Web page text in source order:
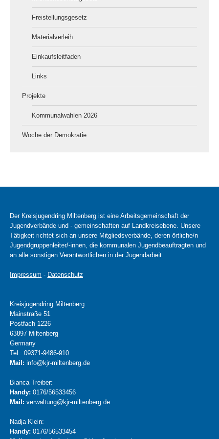
Freistellungsgesetz
Materialverleih
Einkaufsleitfaden
Links
Projekte
Kommunalwahlen 2026
Woche der Demokratie
Der Kreisjugendring Miltenberg ist eine Arbeitsgemeinschaft der
Jugendverbände und - gemeinschaften auf Landkreisebene. Unsere
Tätigkeit richtet sich an unsere Mitgliedsverbände, deren örtliche/n
Jugendgruppenleiter/-innen, die kommunalen Jugendbeauftragten und
an alle sonstigen Verantwortlichen in der Jugendarbeit.
Impressum - Datenschutz
Kreisjugendring Miltenberg
Mainstraße 51
Postfach 1226
63897 Miltenberg
Germany
Tel.: 09371-9486-910
Mail: info@kjr-miltenberg.de
Bianca Treiber:
Handy: 0176/56533456
Mail: verwaltung@kjr-miltenberg.de
Nadja Klein:
Handy: 0176/56533454